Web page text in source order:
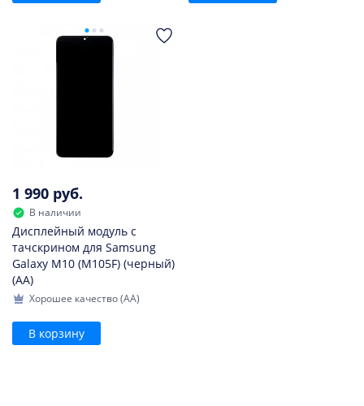
1 990 руб.
В наличии
Дисплейный модуль с
тачскрином для Samsung
Galaxy M10 (M105F) (черный)
(AA)
Хорошее качество (AA)
В корзину